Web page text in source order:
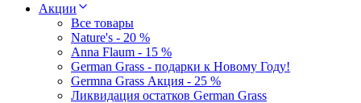
Акции
Все товары
Nature's - 20 %
Anna Flaum - 15 %
German Grass - подарки к Новому Году!
Germna Grass Акция - 25 %
Ликвидация остатков German Grass